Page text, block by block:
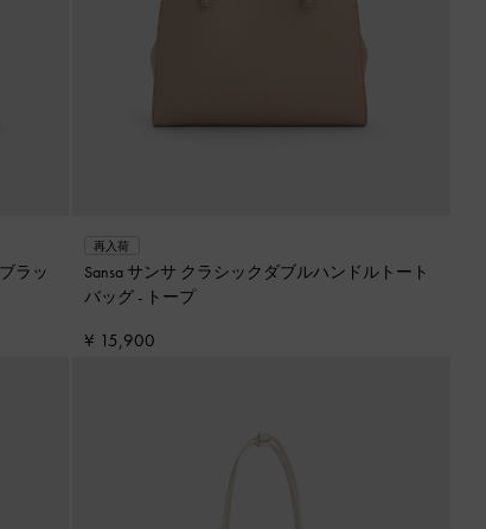
ブラッ
再入荷
Sansa サンサ クラシックダブルハンドルトート
バッグ - トープ
¥ 15,900